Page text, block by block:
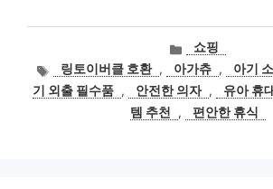
카
테
고
리
쇼핑
태
그
링토이버클 호환 , 아가츄 , 아기
기 외출 필수품 , 안전한 의자 , 유아 휴
템 추천
, 편안한 휴식